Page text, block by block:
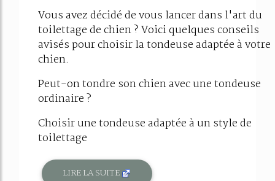
Vous avez décidé de vous lancer dans l'art du
toilettage de chien ? Voici quelques conseils
avisés pour choisir la tondeuse adaptée à votre
chien.
Peut-on tondre son chien avec une tondeuse
ordinaire ?
Choisir une tondeuse adaptée à un style de
toilettage
LIRE LA SUITE